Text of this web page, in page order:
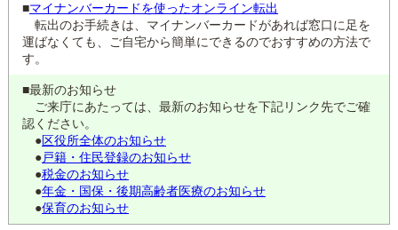
■マイナンバーカードを使ったオンライン転出
転出のお手続きは、マイナンバーカードがあれば窓口に足を
運ばなくても、ご自宅から簡単にできるのでおすすめの方法で
す。
■最新のお知らせ
ご来庁にあたっては、最新のお知らせを下記リンク先でご確
認ください。
●区役所全体のお知らせ
●戸籍・住民登録のお知らせ
●税金のお知らせ
●年金・国保・後期高齢者医療のお知らせ
●保育のお知らせ